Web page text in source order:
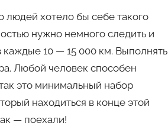
хотело бы себе такого
нужно немного следить и
10 — 15 000 км. Выполнять
Любой человек способен
это минимальный набор
находиться в конце этой
— поехали!